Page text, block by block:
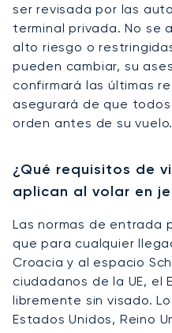
ser revisada por las
terminal privada. No se
alto riesgo o
pueden cambiar, su
confirmará las últimas
asegurará de que
orden antes de su vuelo.
¿Qué requisitos de
aplican al volar en
Las normas de entrada
que para cualquier
Croacia y al espacio
ciudadanos de la UE, el
libremente sin visado.
Estados Unidos, Reino